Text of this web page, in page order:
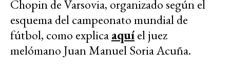
Chopin de Varsovia, organizado según el
esquema del campeonato mundial de
fútbol, como explicaaquíel juez
melómano Juan Manuel Soria Acuña.